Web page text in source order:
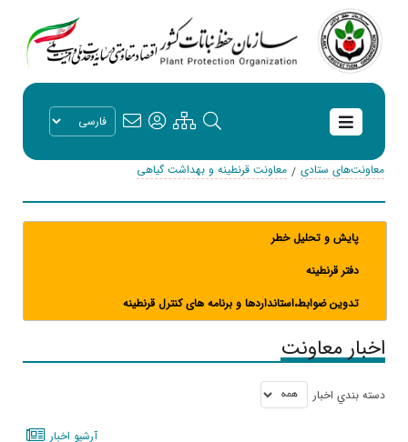
معاونت‌های ستادی معاونت قرنطینه و بهداشت گیاهی
پایش و تحلیل خطر
دفتر قرنطینه
تدوین ضوابط،استانداردها و برنامه های کنترل قرنطینه
اخبار معاونت
دسته بندي اخبار
آرشيو اخبار